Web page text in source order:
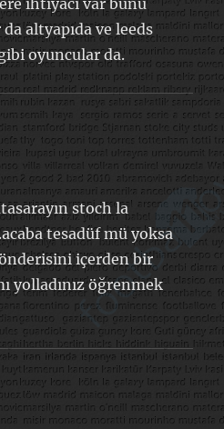
ihtiyacı var bunu
altyapıda ve leeds
oyuncular da.
stoch la
tesadüf mü yoksa
içerden bir
yolladınız öğrenmek